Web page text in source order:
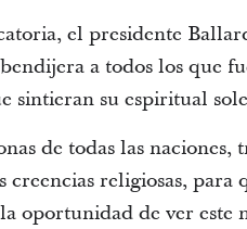
el presidente
a todos los que
sintieran su espiritual
de todas las naciones,
creencias religiosas, para
oportunidad de ver este